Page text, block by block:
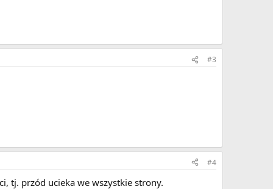
#3
#4
tj. przód ucieka we wszystkie strony.